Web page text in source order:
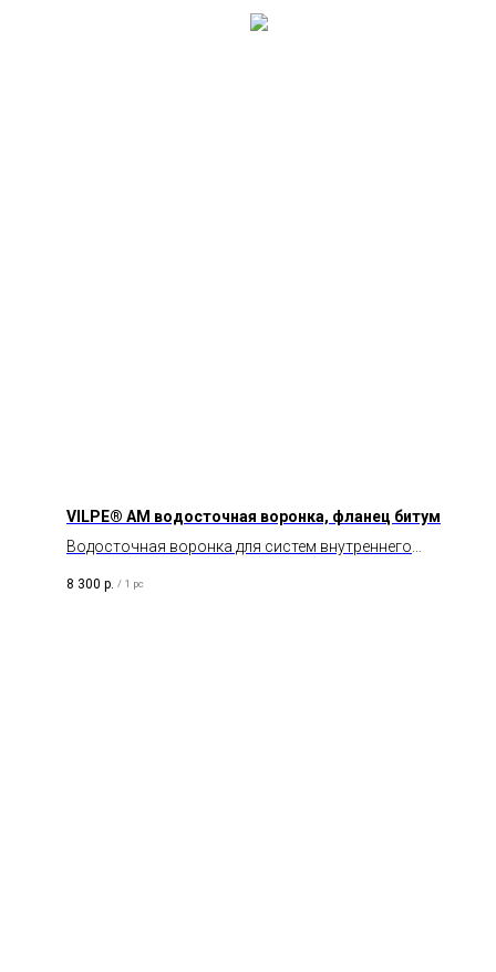
VILPE® АМ водосточная воронка, фланец битум
Водосточная воронка для систем внутреннего
8 300 р. / 1 pc